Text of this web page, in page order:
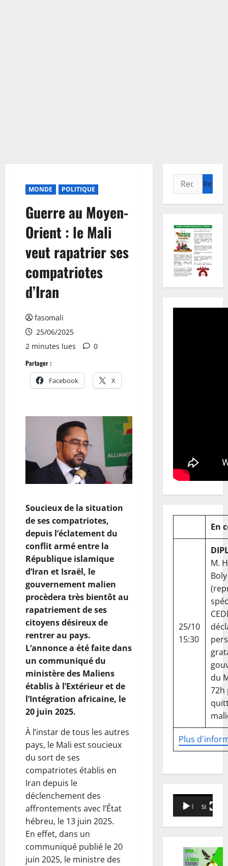
MONDE POLITIQUE
Guerre au Moyen-
Orient : le Mali
veut rapatrier ses
compatriotes
d’Iran
fasomali
25/06/2025
2 minutes lues
0
Partager :
Facebook X
Soucieux de la situation
de ses compatriotes,
depuis l’éclatement du
conflit armé entre la
République islamique
d’Iran et Israël, le
gouvernement malien
procèdera très bientôt au
rapatriement de ses
citoyens désireux de
rentrer au pays.
L’annonce a été faite dans
un communiqué du
ministère des Maliens
établis à l’Extérieur et de
l’Intégration africaine, le
20 juin 2025.
À l’instar de tous les autres
pays, le Mali est soucieux
du sort de ses
compatriotes établis en
Iran depuis le
déclenchement des
affrontements avec l’État
hébreu, le 13 juin 2025.
En effet, dans un
communiqué publié le 20
juin 2025, le ministre des
Rechercher :
En
Plus
25/10
15:30
M.
Boly
du
72h
Lecteur
vidéo
00:00 58:18